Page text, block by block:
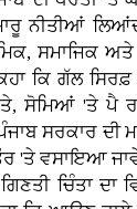
ਨੀਤੀਆਂ
ਸਮਾਜਿਕ
ਕਿ ਗੱਲ
ਸੋਮਿਆਂ 'ਤੇ ਪੈ
ਸਰਕਾਰ ਦੀ
'ਤੇ ਵਸਾਇਆ
ਚਿੰਤਾ ਦਾ